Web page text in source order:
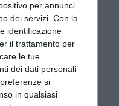
per annunci
dei servizi. Con la
identificazione
il trattamento per
le tue
dei dati personali
si
in qualsiasi